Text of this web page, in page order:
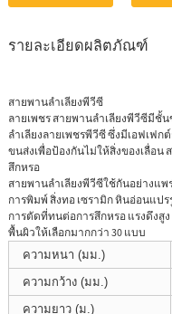
รายละเอียดผลิตภัณฑ์
สายพานลำเลียงพีวีซี
ลายเพชร สายพานลำเลียงพีวีซีมีชั้น
ลำเลียงลายเพชรพีวีซี ซึ่งมีเอฟเฟ
ขนส่งเพื่อป้องกันไม่ให้สิ่งของเลื่อน
สึกหรอ
สายพานลำเลียงพีวีซีใช้กันอย่างแ
การพิมพ์ สิ่งทอ เซรามิก หินอ่อนแป
การตัดที่ทนต่อการสึกหรอ แรงดึงสู
พื้นผิวให้เลือกมากกว่า 30 แบบ
ความหนา (มม.)
ความกว้าง (มม.)
ความยาว (ม.)